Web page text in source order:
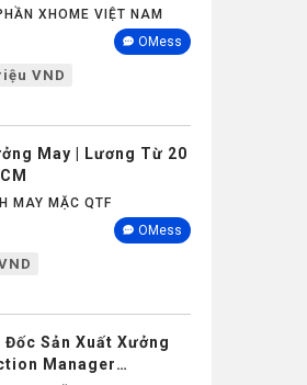
XHOME VIỆT NAM
OMess
VND
May | Lương Từ 20
MAY MẶC QTF
OMess
Đốc Sản Xuất Xưởng
Manager